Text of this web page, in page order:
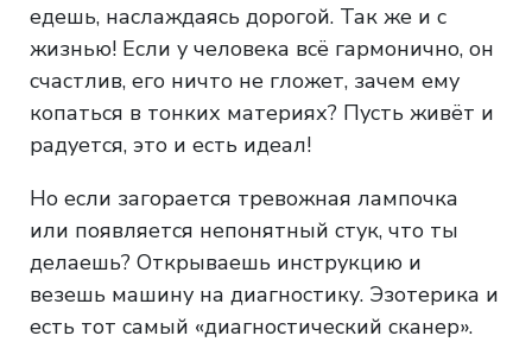
едешь, наслаждаясь дорогой. Так же и с
жизнью! Если у человека всё гармонично, он
счастлив, его ничто не гложет, зачем ему
копаться в тонких материях? Пусть живёт и
радуется, это и есть идеал!
Но если загорается тревожная лампочка
или появляется непонятный стук, что ты
делаешь? Открываешь инструкцию и
везешь машину на диагностику. Эзотерика и
есть тот самый «диагностический сканер».